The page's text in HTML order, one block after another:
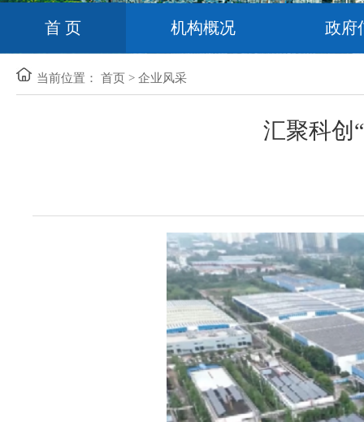
首 页 机构概况 政府
当前位置： 首页 > 企业风采
汇聚科创